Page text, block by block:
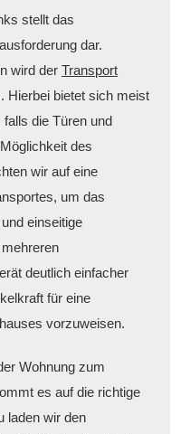
stellt das
dar.
wird der Transport
Hierbei bietet sich meist
die Türen und
des
wir auf eine
um das
einseitige
deutlich einfacher
für eine
vorzuweisen.
Wohnung zum
es auf die richtige
laden wir den